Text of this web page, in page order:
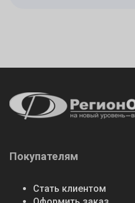
Покупателям
Стать клиентом